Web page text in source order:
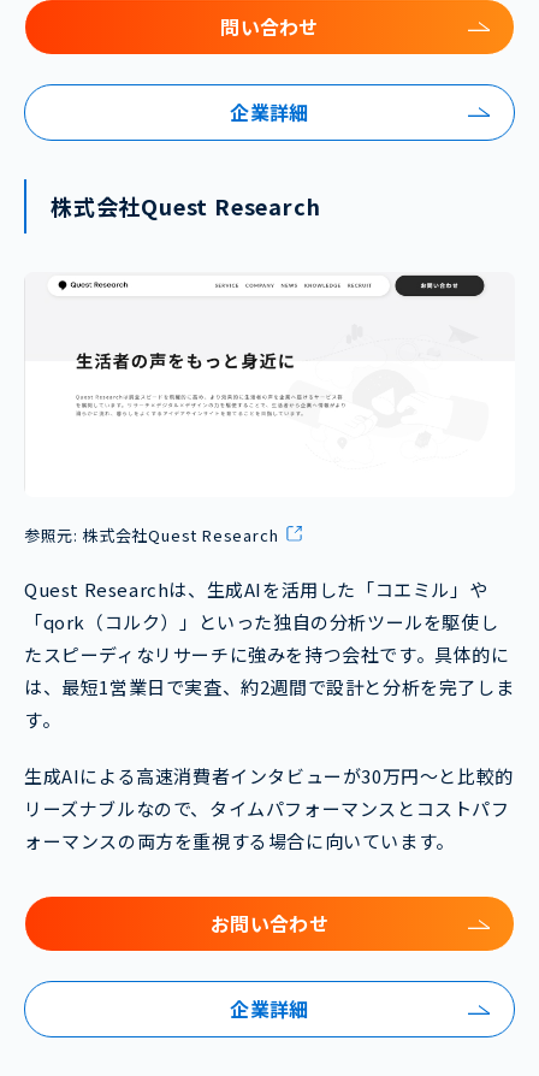
問い合わせ
企業詳細
株式会社Quest Research
参照元: 株式会社Quest Research
Quest Researchは、生成AIを活用した「コエミル」や
「qork（コルク）」といった独自の分析ツールを駆使し
たスピーディなリサーチに強みを持つ会社です。具体的に
は、最短1営業日で実査、約2週間で設計と分析を完了しま
す。
生成AIによる高速消費者インタビューが30万円〜と比較的
リーズナブルなので、タイムパフォーマンスとコストパフ
ォーマンスの両方を重視する場合に向いています。
お問い合わせ
企業詳細